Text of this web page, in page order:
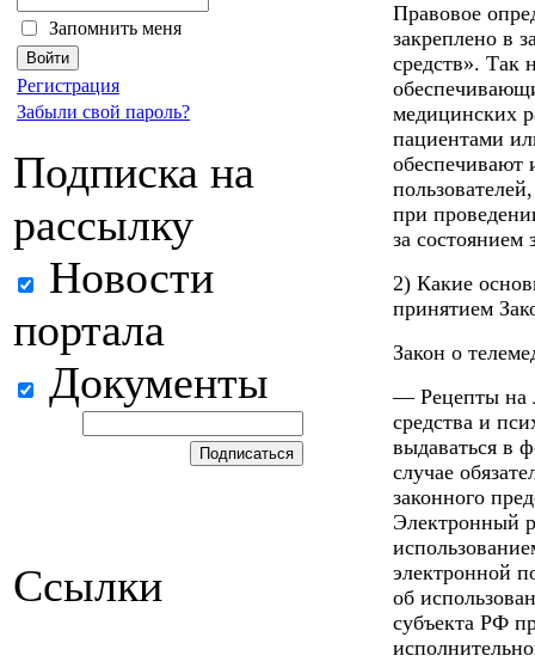
Запомнить меня
Регистрация
Забыли свой пароль?
Подписка на
рассылку
Новости
портала
Документы
Ссылки
Правовое
закреплено в
средств». Так
медицинских
пациентами
при
за состоянием
2) Какие
принятием
Закон о
— Рецепты на
средства и
выдаваться в
случае
законного
Электронный
электронной
об
субъекта РФ